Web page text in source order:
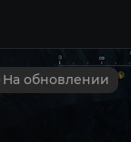
(всё)
На обновлении